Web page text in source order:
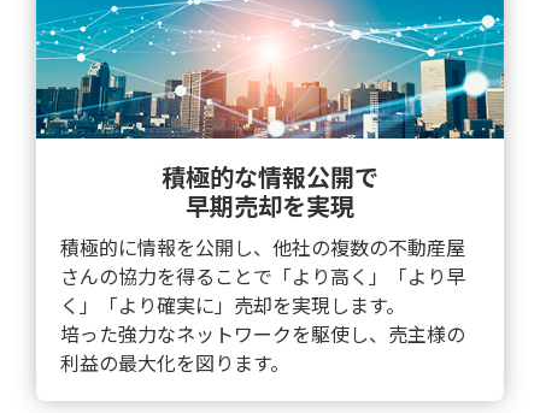
積極的な情報公開で
早期売却を実現
積極的に情報を公開し、他社の複数の不動産屋
さんの協力を得ることで「より高く」「より早
く」「より確実に」売却を実現します。
培った強力なネットワークを駆使し、売主様の
利益の最大化を図ります。